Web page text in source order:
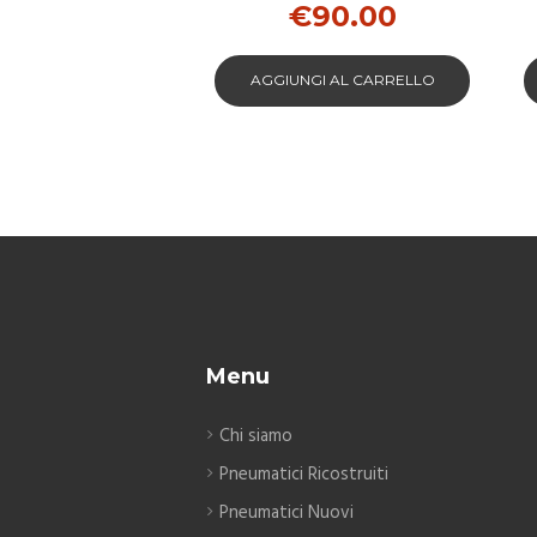
€90.00
AGGIUNGI AL CARRELLO
Menu
Chi siamo
Pneumatici Ricostruiti
Pneumatici Nuovi